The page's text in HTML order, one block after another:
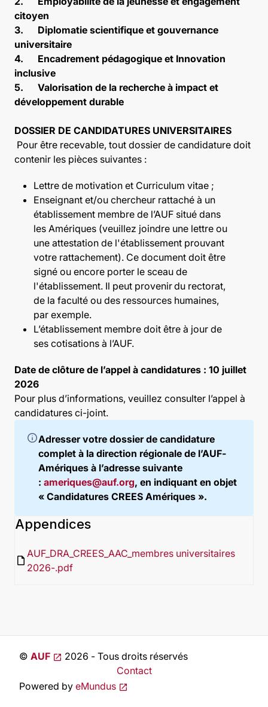
citoyen
3. Diplomatie scientifique et gouvernance
universitaire
4. Encadrement pédagogique et Innovation
inclusive
5. Valorisation de la recherche à impact et
développement durable
DOSSIER DE CANDIDATURES UNIVERSITAIRES
Pour être recevable, tout dossier de candidature doit
contenir les pièces suivantes :
Lettre de motivation et Curriculum vitae ;
Enseignant et/ou chercheur rattaché à un
établissement membre de l’AUF situé dans
les Amériques (veuillez joindre une lettre ou
une attestation de l'établissement prouvant
votre rattachement). Ce document doit être
signé ou encore porter le sceau de
l'établissement. Il peut provenir du rectorat,
de la faculté ou des ressources humaines,
par exemple.
L’établissement membre doit être à jour de
ses cotisations à l’AUF.
Date de clôture de l’appel à candidatures : 10 juillet
2026
Pour plus d’informations, veuillez consulter l’appel à
candidatures ci-joint.
infoAdresser votre dossier de candidature
complet à la direction régionale de l’AUF-
Amériques à l’adresse suivante
: ameriques@auf.org, en indiquant en objet
« Candidatures CREES Amériques ».
Appendices
insert_drive_file AUF_DRA_CREES_AAC_membres universitaires
2026-.pdf
© AUF
2026 - Tous droits réservés
Contact
Powered by eMundus